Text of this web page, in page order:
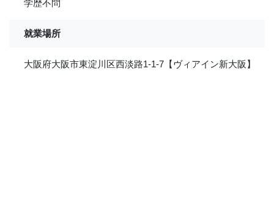
学歴不問
就業場所
大阪府大阪市東淀川区西淡路1-1-7【ヴィアイン新大阪】